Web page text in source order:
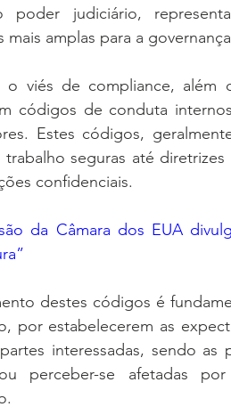
poder judiciário,
mais amplas para a
o viés de compliance, além
códigos de conduta
Estes códigos,
trabalho seguras até
confidenciais.
da Câmara dos EUA
destes códigos é
por estabelecerem as
interessadas, sendo
perceber-se afetadas